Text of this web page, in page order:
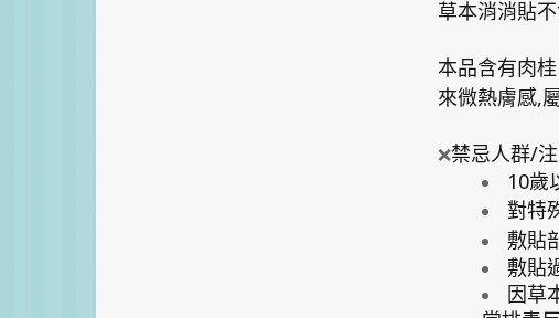
草本消消貼
本品含有肉
來微熱膚感,
❌禁忌人群/
10歲
對特
敷貼
敷貼
因草